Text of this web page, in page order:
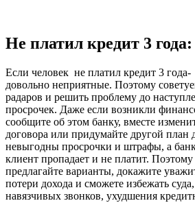
Не платил кредит 3
Если человек не платил кредит 3
довольно неприятные. Поэтому
радаров и решить проблему до
просрочек. Даже если возникли
сообщите об этом банку, вместе
договора или придумайте другой план
невыгодны просрочки и штрафы, а
клиент пропадает и не платит.
предлагайте варианты, докажите
потери дохода и сможете избежать
навязчивых звонков, ухудшения